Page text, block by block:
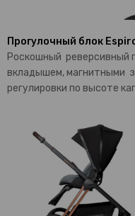
Прогулочный блок
Роскошный реверсивный
вкладышем, магнитными
регулировки по высоте